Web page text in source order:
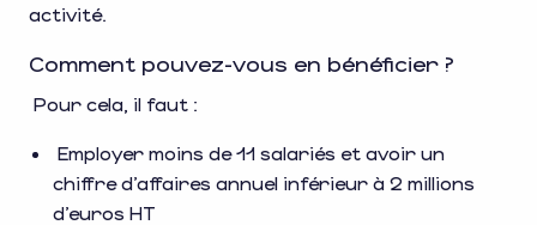
activité.
Comment pouvez-vous en bénéficier ?
Pour cela, il faut :
Employer moins de 11 salariés et avoir un
chiffre d’affaires annuel inférieur à 2 millions
d’euros HT